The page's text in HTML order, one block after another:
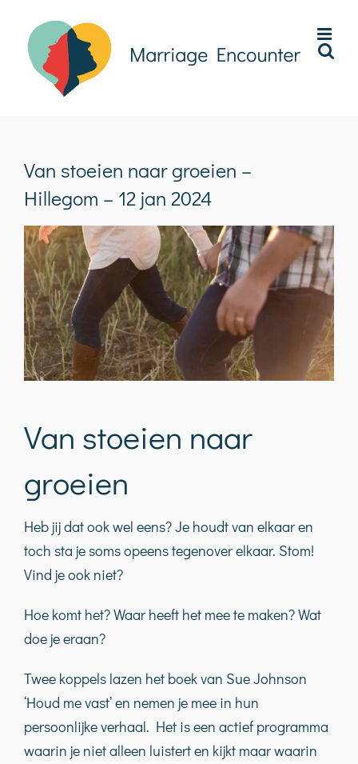
inhoud
Van stoeien naar groeien –
Hillegom – 12 jan 2024
Van stoeien naar
groeien
Heb jij dat ook wel eens? Je houdt van elkaar en
toch sta je soms opeens tegenover elkaar. Stom!
Vind je ook niet?
Hoe komt het? Waar heeft het mee te maken? Wat
doe je eraan?
Twee koppels lazen het boek van Sue Johnson
‘Houd me vast’ en nemen je mee in hun
persoonlijke verhaal. Het is een actief programma
waarin je niet alleen luistert en kijkt maar waarin